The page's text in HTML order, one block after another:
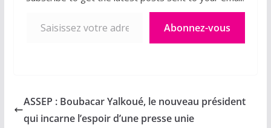
Abonnez-vous
ASSEP : Boubacar Yalkoué, le nouveau président
qui incarne l’espoir d’une presse unie